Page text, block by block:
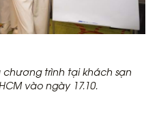
trình tại khách sạn
vào ngày 17.10.